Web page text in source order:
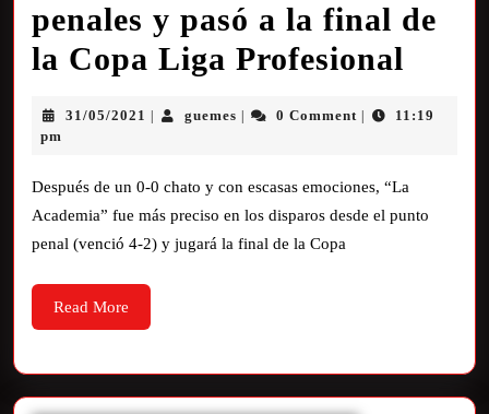
penales y pasó a la final de
la Copa Liga Profesional
31/05/2021 guemes 0 Comment
11:19
pm
Después de un 0-0 chato y con escasas emociones, “La
Academia” fue más preciso en los disparos desde el punto
penal (venció 4-2) y jugará la final de la Copa
Read More